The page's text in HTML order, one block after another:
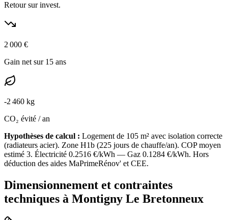
Retour sur invest.
2 000 €
Gain net sur 15 ans
-2 460 kg
CO₂ évité / an
Hypothèses de calcul : Logement de 105 m² avec isolation correcte
(radiateurs acier). Zone H1b (225 jours de chauffe/an). COP moyen
estimé 3. Électricité 0.2516 €/kWh — Gaz 0.1284 €/kWh. Hors
déduction des aides MaPrimeRénov' et CEE.
Dimensionnement et contraintes
techniques à Montigny Le Bretonneux